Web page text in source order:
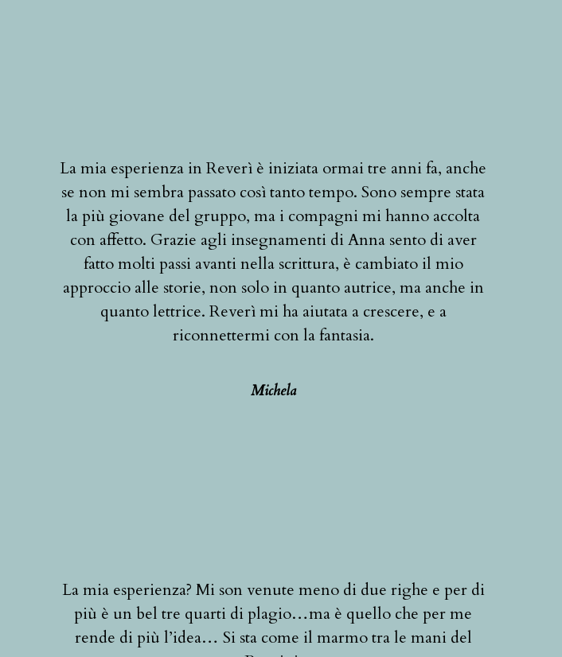
La mia esperienza in Reverì è iniziata ormai tre anni fa, anche
se non mi sembra passato così tanto tempo. Sono sempre stata
la più giovane del gruppo, ma i compagni mi hanno accolta
con affetto. Grazie agli insegnamenti di Anna sento di aver
fatto molti passi avanti nella scrittura, è cambiato il mio
approccio alle storie, non solo in quanto autrice, ma anche in
quanto lettrice. Reverì mi ha aiutata a crescere, e a
riconnettermi con la fantasia.
Michela
La mia esperienza? Mi son venute meno di due righe e per di
più è un bel tre quarti di plagio…ma è quello che per me
rende di più l’idea… Si sta come il marmo tra le mani del